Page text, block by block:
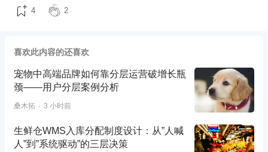
4 2
喜欢此内容的还喜欢
宠物中高端品牌如何靠分层运营破增长瓶
颈——用户分层案例分析
桑木拓 3 小时前
生鲜仓WMS入库分配制度设计：从”人喊
人”到”系统驱动”的三层决策